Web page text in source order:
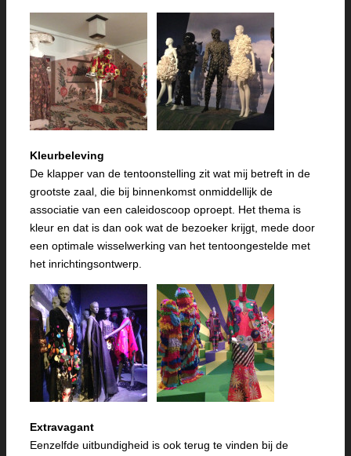
Kleurbeleving
De klapper van de tentoonstelling zit wat mij betreft in de
grootste zaal, die bij binnenkomst onmiddellijk de
associatie van een caleidoscoop oproept. Het thema is
kleur en dat is dan ook wat de bezoeker krijgt, mede door
een optimale wisselwerking van het tentoongestelde met
het inrichtingsontwerp.
Extravagant
Eenzelfde uitbundigheid is ook terug te vinden bij de